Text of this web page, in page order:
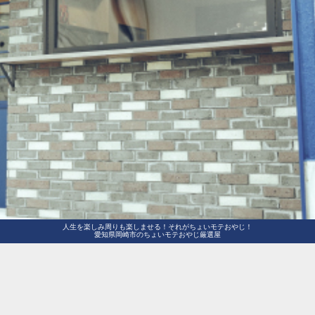
人生を楽しみ周りも楽しませる！それがちょいモテおやじ！
愛知県岡崎市のちょいモテおやじ厳選屋